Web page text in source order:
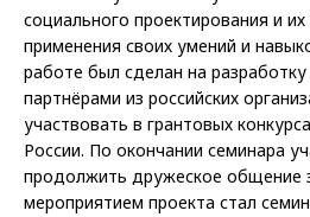
социального проектирования и
применения своих умений и
работе был сделан на
партнёрами из российских
участвовать в грантовых
России. По окончании семинара
продолжить дружеское общение
мероприятием проекта стал